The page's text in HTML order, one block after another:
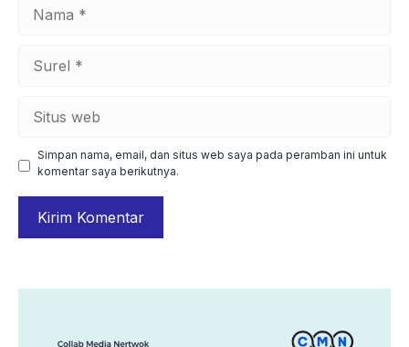
Simpan nama, email, dan situs web saya pada peramban ini untuk
komentar saya berikutnya.